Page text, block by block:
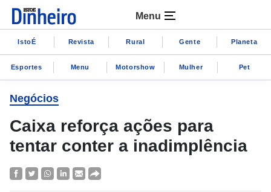
Menu
IstoÉ Revista Rural Gente Planeta
Esportes Menu Motorshow Mulher Pet
Negócios
Caixa reforça ações para
tentar conter a inadimplência